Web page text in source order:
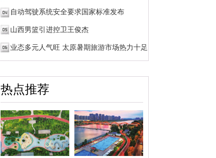
自动驾驶系统安全要求国家标准发布
山西男篮引进控卫王俊杰
业态多元人气旺 太原暑期旅游市场热力十足
热点推荐